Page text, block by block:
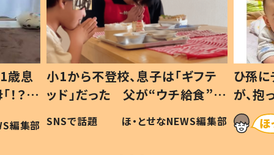
歳息
？」
編集部
小1から不登校、息子は「ギフテ
ッド」だった 父が“ウチ給食”を
作り続ける理由とは #令和の親
#令和の子
SNSで話題 ほ・とせなNEWS編集部
ひ孫
が、
「涙が
い」